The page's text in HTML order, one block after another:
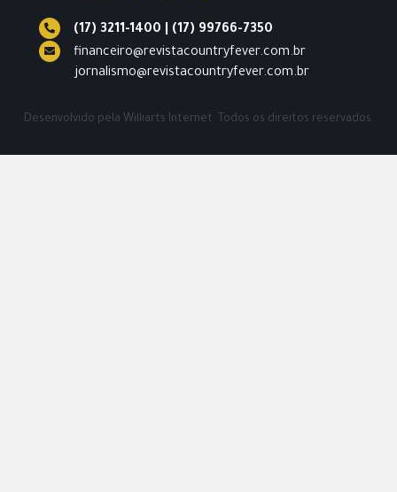
(17) 3211-1400
(17) 99766-7350
financeiro@revistacountryfever.com.br
jornalismo@revistacountryfever.com.br
Desenvolvido pela Williarts Internet. Todos os direitos reservados.